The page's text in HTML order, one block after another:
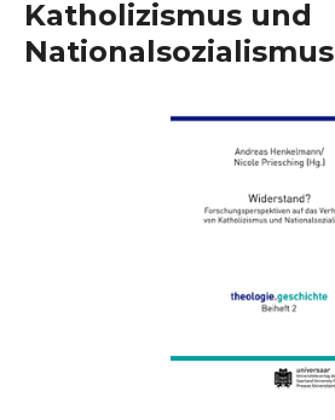
Katholizismus und
Nationalsozialismus